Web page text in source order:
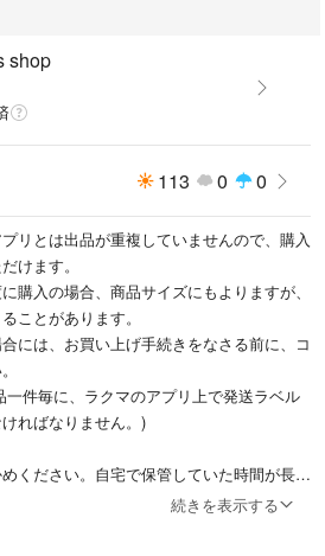
shop
113 0 0
リとは出品が重複していませんので、購入
けます。
購入の場合、商品サイズにもよりますが、
ことがあります。
には、お買い上げ手続きをなさる前に、コ
一件毎に、ラクマのアプリ上で発送ラベル
ればなりません。)
ください。自宅で保管していた時間が長か
るような訳アリな物もあります。傷の大小
続きを表示する